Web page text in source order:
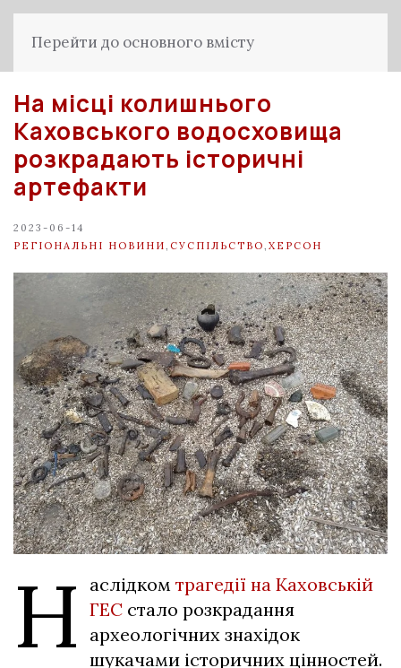
Перейти до основного вмісту
На місці колишнього
Каховського водосховища
розкрадають історичні
артефакти
2023-06-14
РЕГІОНАЛЬНІ НОВИНИ СУСПІЛЬСТВО ХЕРСОН
Н аслідком трагедії на Каховській
ГЕС стало розкрадання
археологічних знахідок
шукачами історичних цінностей.